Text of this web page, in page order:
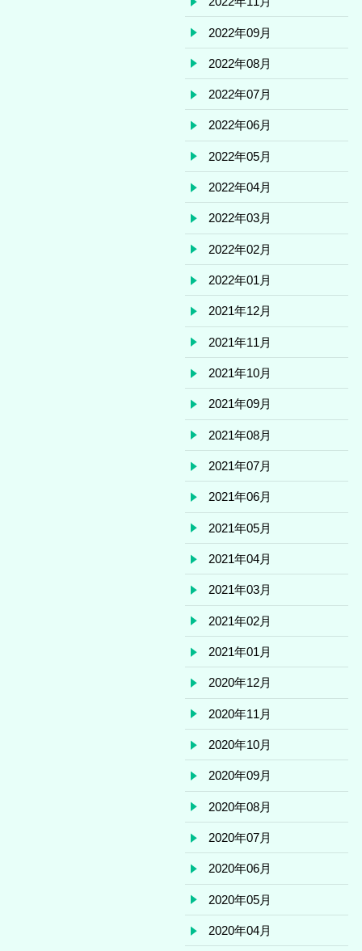
2022年09月
2022年08月
2022年07月
2022年06月
2022年05月
2022年04月
2022年03月
2022年02月
2022年01月
2021年12月
2021年11月
2021年10月
2021年09月
2021年08月
2021年07月
2021年06月
2021年05月
2021年04月
2021年03月
2021年02月
2021年01月
2020年12月
2020年11月
2020年10月
2020年09月
2020年08月
2020年07月
2020年06月
2020年05月
2020年04月